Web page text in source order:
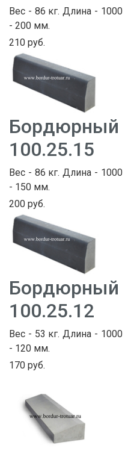
Вес - 86 кг. Длина -
- 200 мм.
210 руб.
100.25.15
Вес - 86 кг. Длина -
- 150 мм.
200 руб.
100.25.12
Вес - 53 кг. Длина -
- 120 мм.
170 руб.